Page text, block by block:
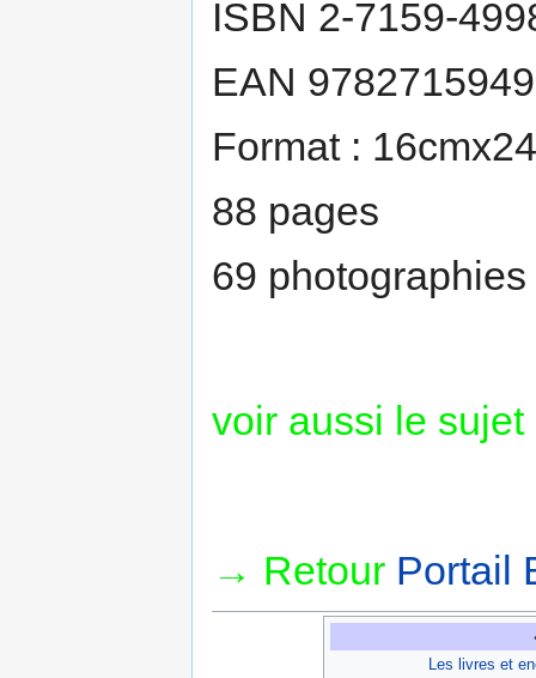
ISBN 2-7159-
EAN
Format :
88 pages
69 photographies
voir aussi le sujet
→ Retour Portail
Les livres et